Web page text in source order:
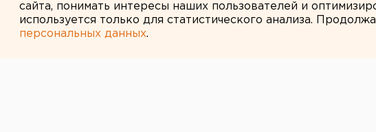
сайта, понимать интересы наших пользователей и
используется только для статистического анализа.
персональных данных.